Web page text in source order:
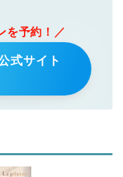
を予約！／
式サイト